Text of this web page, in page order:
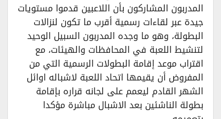
المدربون المشاركون بأن اللاعبين قدموا مستويات
جيدة عبر لقاءات رسمية أقرب ما تكون لنزالات
البطولة، وهو ما وجده المدربون السبيل الوحيد
لتنشيط اللعبة في المحافظات والهيئات، مع
اقتراب موعد إقامة البطولات الرسمية التي من
المفروض أن يقيمها اتحاد اللعبة لاشباله اوائل
الشهر القادم ليعمم على لجانه قراره بإقامة
بطولة الناشئين بعد الاشبال مباشرة مؤكدا